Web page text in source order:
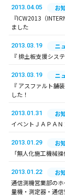
2013.04.05
お
『ICW2013（
ました
2013.03.19
ニ
『 排土板支援シス
2013.03.19
ニ
『 アスファルト舗
した！
2013.01.31
お
イベントＪＡＰＡ
2013.01.29
お
「無人化施工機械
2013.01.22
お
通信測機営業部の
量機・測定器・通